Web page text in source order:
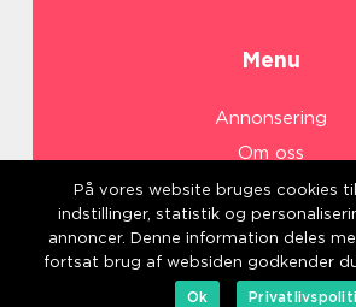
Menu
Annonsering
Om oss
Cookies
Kontakta oss
Sitemap
På vores website bruges cookies
indstillinger, statistik og
annoncer. Denne information deles
fortsat brug af websiden godkender
Ok